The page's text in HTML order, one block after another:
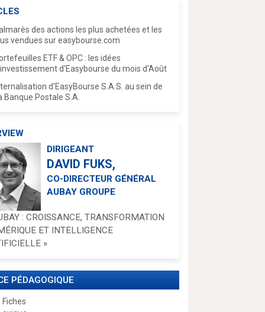
des actions les plus achetées et les
vendues sur easybourse.com
ETF & OPC : les idées
d'Easybourse du mois d'Août
d'EasyBourse S.A.S. au sein de
Banque Postale S.A.
DIRIGEANT
DAVID FUKS,
CO-DIRECTEUR GÉNÉRAL
AUBAY GROUPE
: CROISSANCE, TRANSFORMATION
ET INTELLIGENCE
»
PÉDAGOGIQUE
Fiches